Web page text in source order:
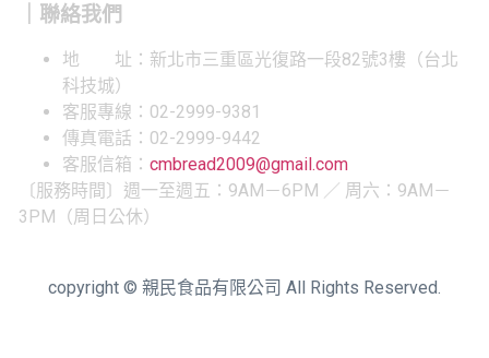
｜聯絡我們
地 址：新北市三重區光復路一段82號3樓（台北
科技城）
客服專線：02-2999-9381
傳真電話：02-2999-9442
客服信箱： cmbread2009@gmail.com
〔服務時間〕週一至週五：9AM－6PM ／ 周六：9AM－
3PM（周日公休）
copyright © 親民食品有限公司 All Rights Reserved.